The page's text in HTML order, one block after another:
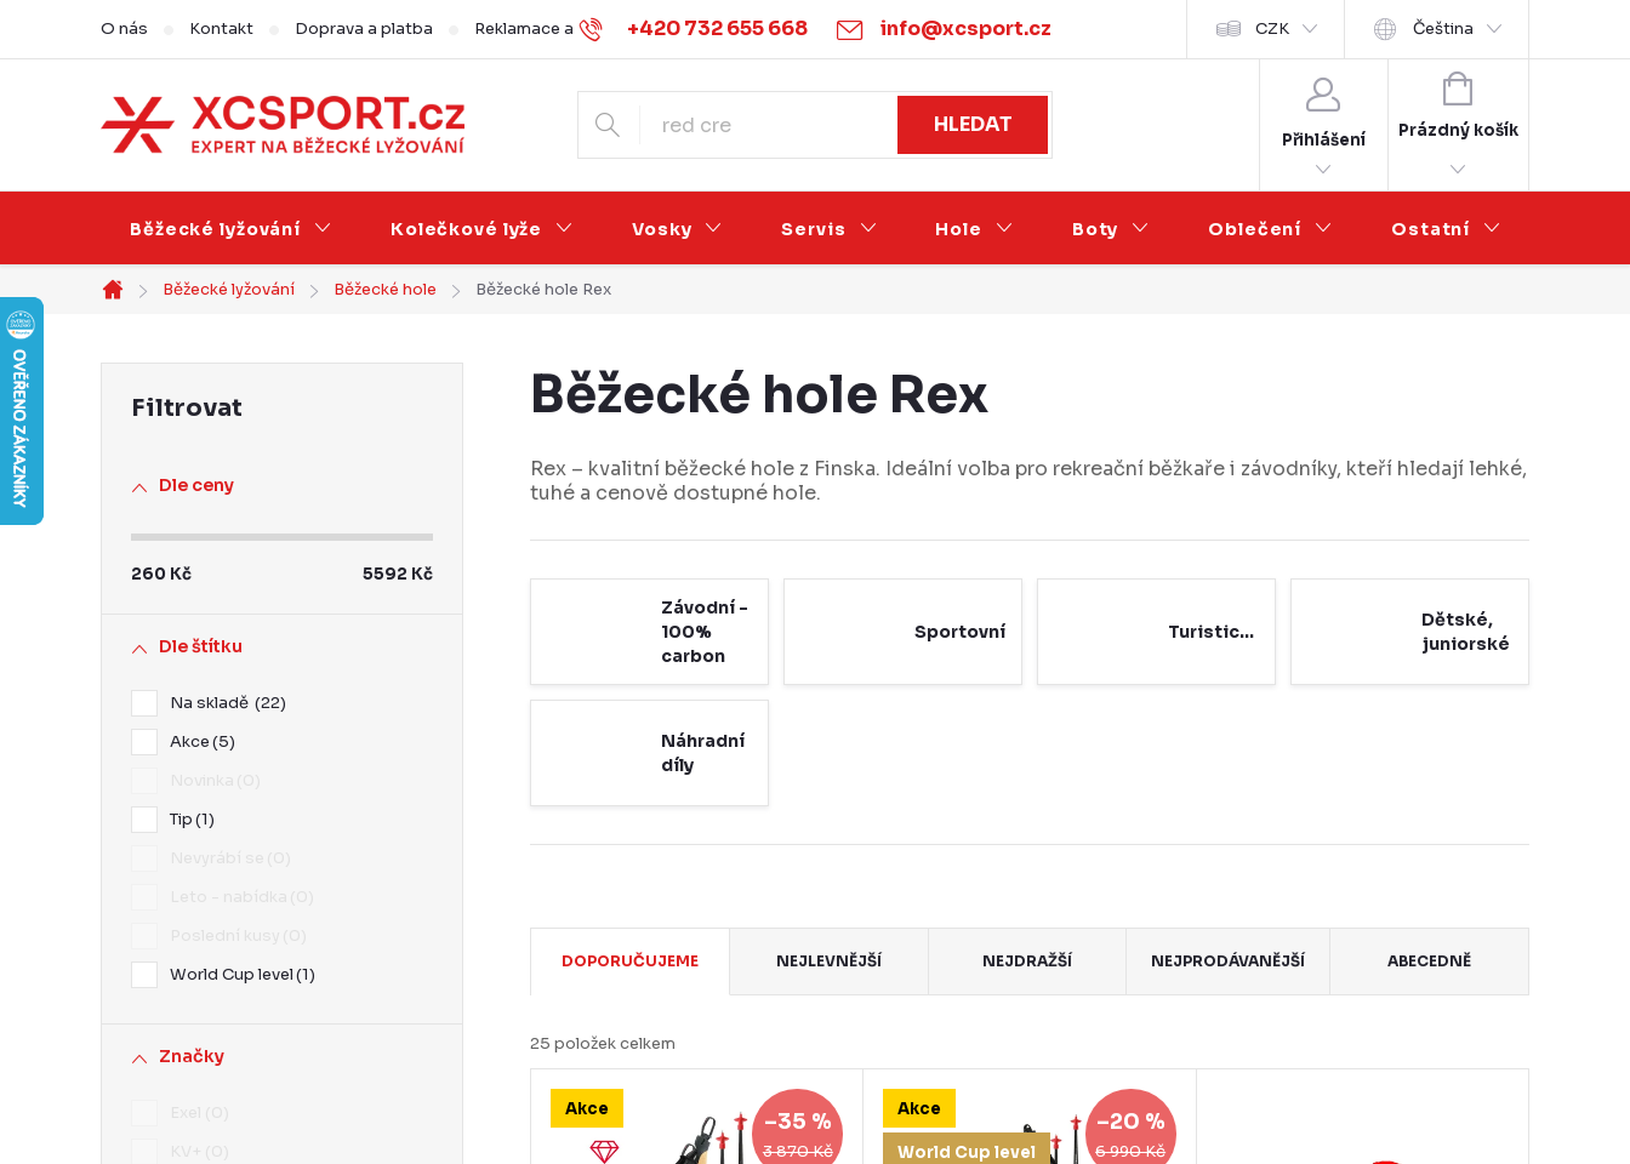
obsah
+420 732 655 668 info@xcsport.cz
O nás Kontakt Doprava a platba Reklamace a vrácení Obchodní podmínky Ochrana osobních údajů Velkoobchod CZK Čeština
HLEDAT
Přihlášení
NÁKUPNÍ
KOŠÍK
Prázdný košík
Běžecké lyžování Kolečkové lyže Vosky Servis Hole Boty Oblečení Ostatní
Domů
Běžecké lyžování Běžecké hole Běžecké hole Rex
Dle ceny
260 Kč 5592 Kč
Dle štítku
Na skladě 22
Akce 5
Tip 1
World Cup level 1
Značky
Běžecké hole Rex
Rex – kvalitní běžecké hole z Finska. Ideální volba pro rekreační běžkaře i závodníky, kteří hledají lehké,
tuhé a cenově dostupné hole.
Závodní -
100%
carbon
Sportovní Turistické
Dětské,
juniorské
Náhradní
díly
a
z
e
DOPORUČUJEME NEJLEVNĚJŠÍ NEJDRAŽŠÍ NEJPRODÁVANĚJŠÍ ABECEDNĚ
25 položek celkem
V Akce
3 870 Kč
–35 % Akce
World Cup level 6 990 Kč
–20 %